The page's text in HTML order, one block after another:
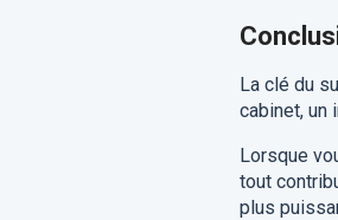
La clé du
cabinet, un
Lorsque
tout
plus